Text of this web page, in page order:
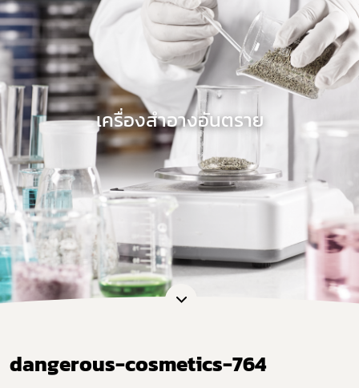
​เครื่องสำอางอันตราย
dangerous-cosmetics-764